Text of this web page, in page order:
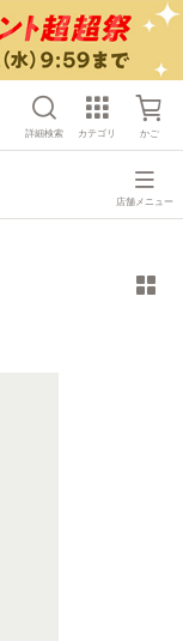
詳細検索 カテゴリ かご
店舗メニュー